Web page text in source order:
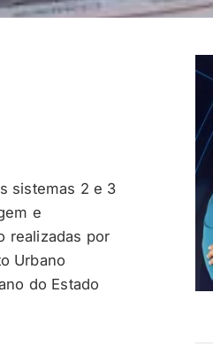
sistemas 2 e 3
e
realizadas por
Urbano
do Estado